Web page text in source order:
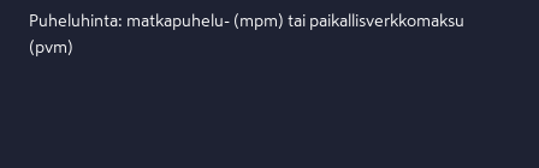
Puheluhinta: matka­puhelu- (mpm) tai paikallis­verkko­maksu
(pvm)